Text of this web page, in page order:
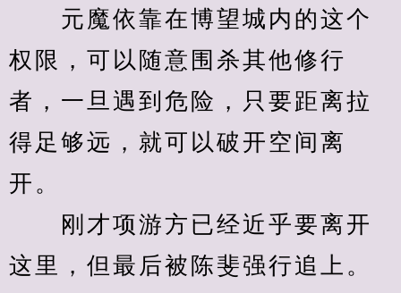
元魔依靠在博望城内的这个
权限，可以随意围杀其他修行
者，一旦遇到危险，只要距离拉
得足够远，就可以破开空间离
开。
刚才项游方已经近乎要离开
这里，但最后被陈斐强行追上。